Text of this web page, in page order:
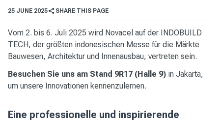
25 JUNE 2025 SHARE THIS PAGE
Vom 2. bis 6. Juli 2025 wird Novacel auf der INDOBUILD
TECH, der größten indonesischen Messe für die Märkte
Bauwesen, Architektur und Innenausbau, vertreten sein.
Besuchen Sie uns am Stand 9R17 (Halle 9) in Jakarta,
um unsere Innovationen kennenzulernen.
Eine professionelle und inspirierende